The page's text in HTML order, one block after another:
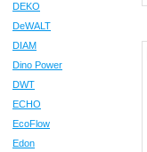
DEKO
DeWALT
DIAM
Dino Power
DWT
ECHO
EcoFlow
Edon